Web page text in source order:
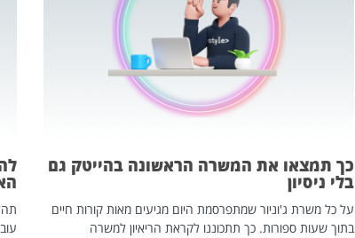
כך תמצאו את המשרה הראשונה בהייטק גם
בלי ניסיון
על כל משרת ג'וניור שמתפרסמת היום מגיעים מאות קורות חיים
בתוך שעות ספורות. כך תתכוננו לקראת הריאיון למשרה